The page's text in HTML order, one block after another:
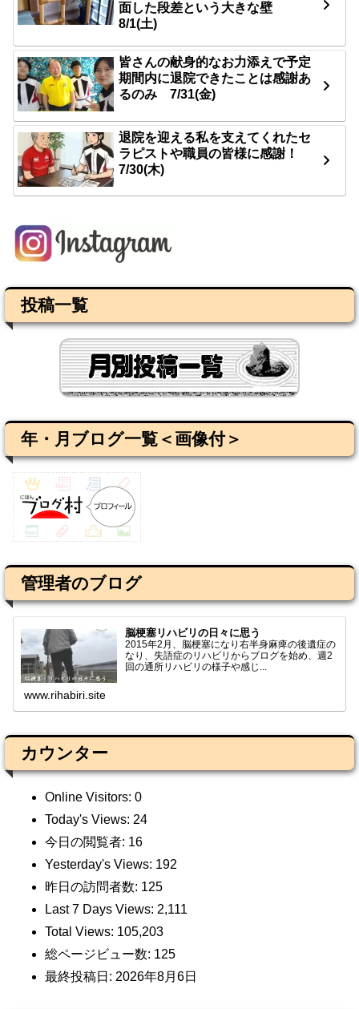
面した段差という大きな壁
8/1(土)
皆さんの献身的なお力添えで予定
期間内に退院できたことは感謝あ
るのみ 7/31(金)
退院を迎える私を支えてくれたセ
ラピストや職員の皆様に感謝！
7/30(木)
投稿一覧
年・月ブログ一覧＜画像付＞
管理者のブログ
脳梗塞リハビリの日々に思う
2015年2月、脳梗塞になり右半身麻痺の後遺症の
なり、失語症のリハビリからブログを始め、週2
回の通所リハビリの様子や感じ...
www.rihabiri.site
カウンター
Online Visitors: 0
Today's Views: 24
今日の閲覧者: 16
Yesterday's Views: 192
昨日の訪問者数: 125
Last 7 Days Views: 2,111
Total Views: 105,203
総ページビュー数: 125
最終投稿日: 2026年8月6日